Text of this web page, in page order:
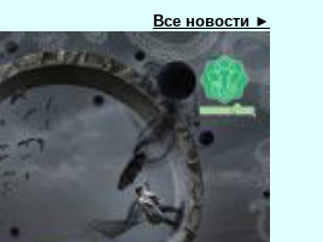
Все новости ►